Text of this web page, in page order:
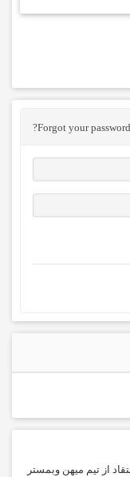
Forgot your password?
از تیم میهن وبمستر